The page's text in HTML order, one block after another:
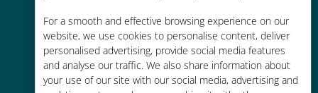
For a smooth and effective browsing experience on our
website, we use cookies to personalise content, deliver
personalised advertising, provide social media features
and analyse our traffic. We also share information about
your use of our site with our social media, advertising and
Wereldwijd
Wereldwijde cellulaire